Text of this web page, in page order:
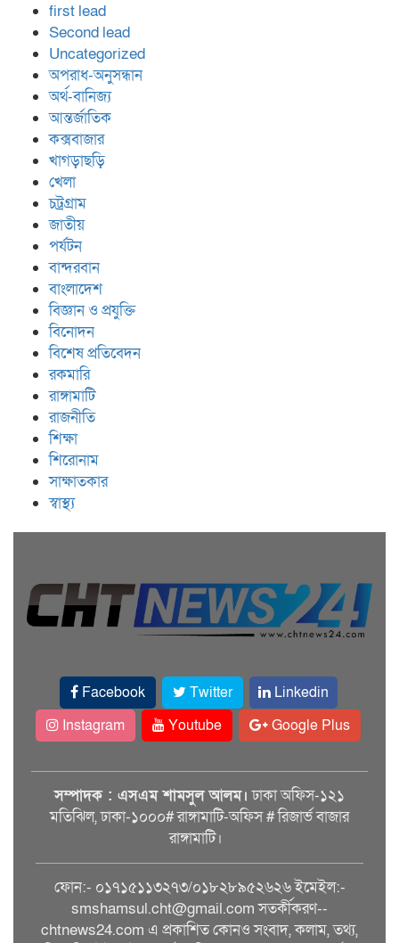
first lead
Second lead
Uncategorized
অপরাধ-অনুসন্ধান
অর্থ-বানিজ্য
আন্তর্জাতিক
কক্সবাজার
খাগড়াছড়ি
খেলা
চট্রগ্রাম
জাতীয়
পর্যটন
বান্দরবান
বাংলাদেশ
বিজ্ঞান ও প্রযুক্তি
বিনোদন
বিশেষ প্রতিবেদন
রকমারি
রাঙ্গামাটি
রাজনীতি
শিক্ষা
শিরোনাম
সাক্ষাতকার
স্বাস্থ্য
Facebook Twitter
Linkedin
Instagram
Youtube Google Plus
সম্পাদক : এসএম শামসুল আলম। ঢাকা অফিস-১২১
মতিঝিল, ঢাকা-১০০০# রাঙ্গামাটি-অফিস # রিজার্ভ বাজার
রাঙ্গামাটি।
ফোন:- ০১৭১৫১১৩২৭৩/০১৮২৮৯৫২৬২৬ ইমেইল:-
smshamsul.cht@gmail.com সতর্কীকরণ--
chtnews24.com এ প্রকাশিত কোনও সংবাদ, কলাম, তথ্য,